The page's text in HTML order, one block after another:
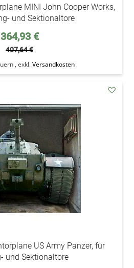
MINI John Cooper Works,
und Sektionaltore
Sonderpreis
364,93 €
407,64 €
, exkl.Versandkosten
US Army Panzer, für
und Sektionaltore